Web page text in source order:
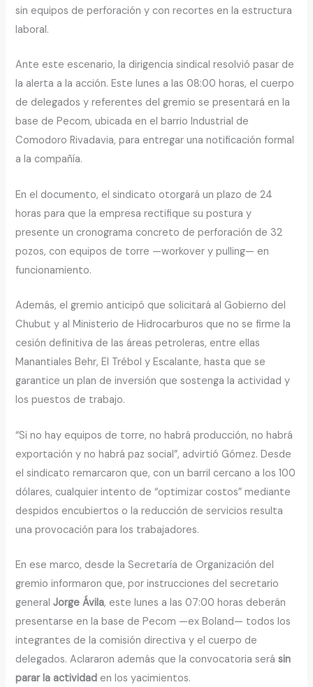
sin equipos de perforación y con recortes en la estructura
laboral.
Ante este escenario, la dirigencia sindical resolvió pasar de
la alerta a la acción. Este lunes a las 08:00 horas, el cuerpo
de delegados y referentes del gremio se presentará en la
base de Pecom, ubicada en el barrio Industrial de
Comodoro Rivadavia, para entregar una notificación formal
a la compañía.
En el documento, el sindicato otorgará un plazo de 24
horas para que la empresa rectifique su postura y
presente un cronograma concreto de perforación de 32
pozos, con equipos de torre —workover y pulling— en
funcionamiento.
Además, el gremio anticipó que solicitará al Gobierno del
Chubut y al Ministerio de Hidrocarburos que no se firme la
cesión definitiva de las áreas petroleras, entre ellas
Manantiales Behr, El Trébol y Escalante, hasta que se
garantice un plan de inversión que sostenga la actividad y
los puestos de trabajo.
“Si no hay equipos de torre, no habrá producción, no habrá
exportación y no habrá paz social”, advirtió Gómez. Desde
el sindicato remarcaron que, con un barril cercano a los 100
dólares, cualquier intento de “optimizar costos” mediante
despidos encubiertos o la reducción de servicios resulta
una provocación para los trabajadores.
En ese marco, desde la Secretaría de Organización del
gremio informaron que, por instrucciones del secretario
generalJorge Ávila, este lunes a las 07:00 horas deberán
presentarse en la base de Pecom —ex Boland— todos los
integrantes de la comisión directiva y el cuerpo de
delegados. Aclararon además que la convocatoria serásin
parar la actividad en los yacimientos.